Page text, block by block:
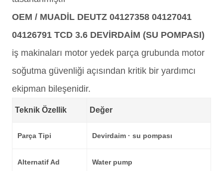
OEM / MUADİL DEUTZ 04127358 04127041
04126791 TCD 3.6 DEVİRDAİM (SU POMPASI)
iş makinaları motor yedek parça grubunda motor
soğutma güvenliği açısından kritik bir yardımcı
ekipman bileşenidir.
Teknik Özellik Değer
Parça Tipi Devirdaim · su pompası
Alternatif Ad Water pump